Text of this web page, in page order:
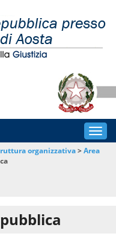
organizzativa>Area